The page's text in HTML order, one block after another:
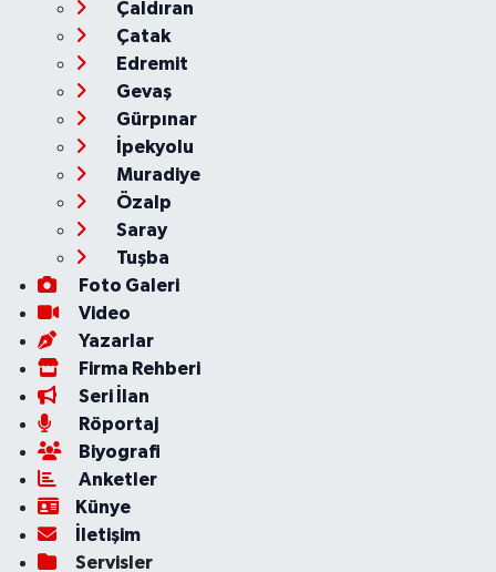
Çaldıran
Çatak
Edremit
Gevaş
Gürpınar
İpekyolu
Muradiye
Özalp
Saray
Tuşba
Foto Galeri
Video
Yazarlar
Firma Rehberi
Seri İlan
Röportaj
Biyografi
Anketler
Künye
İletişim
Servisler